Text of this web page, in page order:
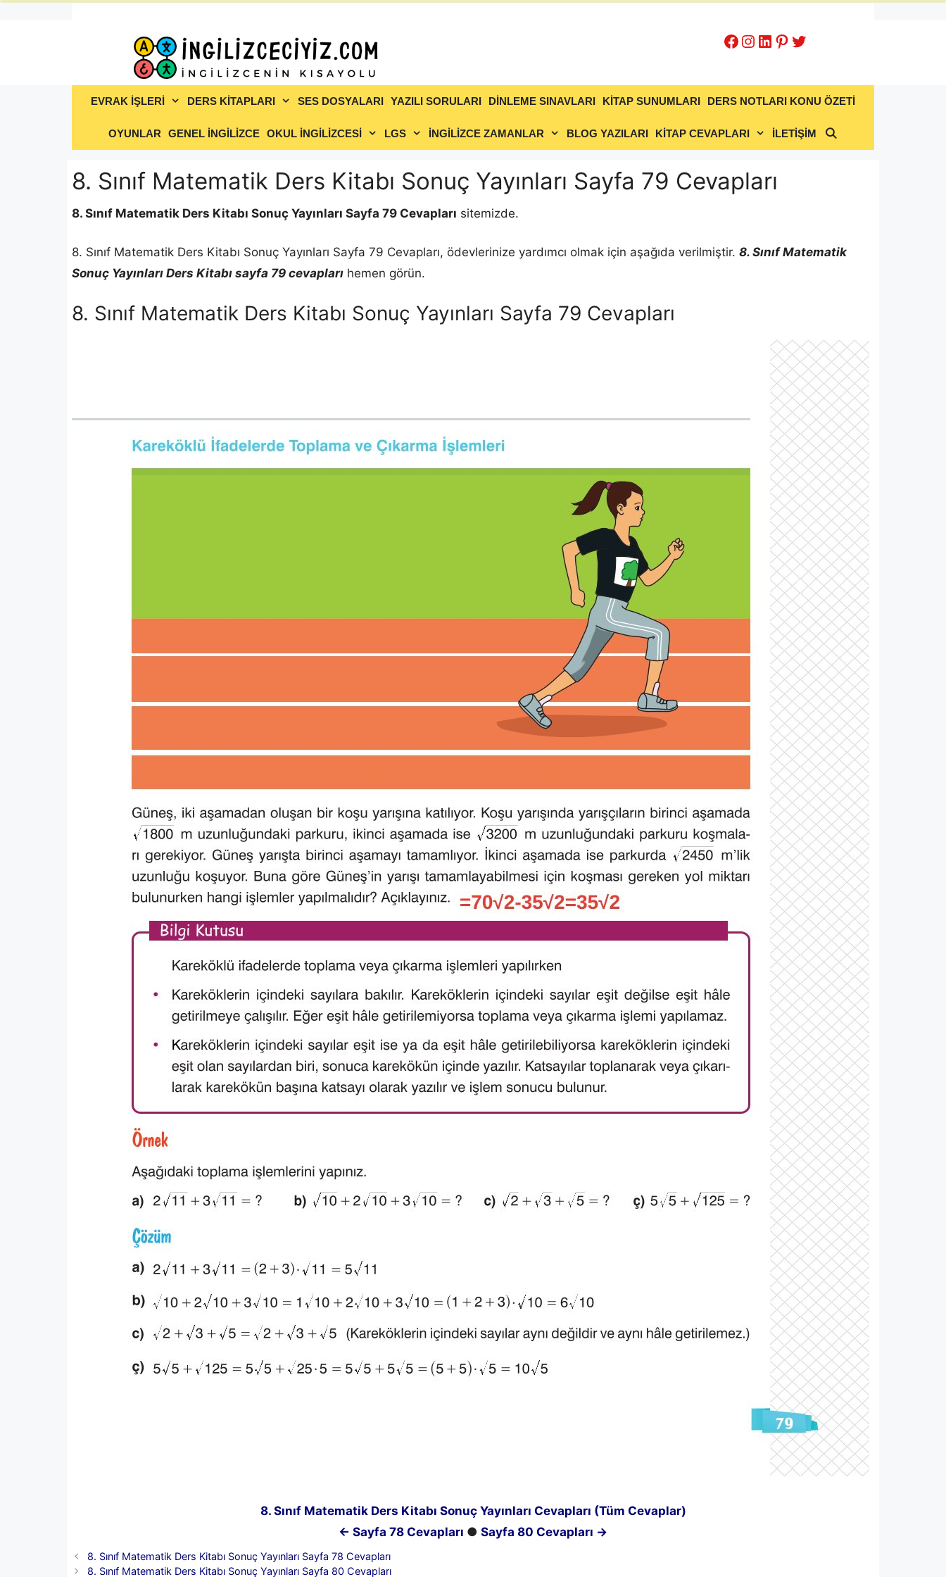
Facebook
Instagram
LinkedIn
Pinterest
Twitter
EVRAK İŞLERİ DERS KİTAPLARI SES DOSYALARI YAZILI SORULARI DİNLEME SINAVLARI KİTAP SUNUMLARI DERS NOTLARI KONU ÖZETİ
OYUNLAR GENEL İNGİLİZCE OKUL İNGİLİZCESİ LGS İNGİLİZCE ZAMANLAR BLOG YAZILARI KİTAP CEVAPLARI İLETİŞİM
8. Sınıf Matematik Ders Kitabı Sonuç Yayınları Sayfa 79 Cevapları
8. Sınıf Matematik Ders Kitabı Sonuç Yayınları Sayfa 79 Cevapları sitemizde.
8. Sınıf Matematik Ders Kitabı Sonuç Yayınları Sayfa 79 Cevapları, ödevlerinize yardımcı olmak için aşağıda verilmiştir. 8. Sınıf Matematik
Sonuç Yayınları Ders Kitabı sayfa 79 cevapları hemen görün.
8. Sınıf Matematik Ders Kitabı Sonuç Yayınları Sayfa 79 Cevapları
8. Sınıf Matematik Ders Kitabı Sonuç Yayınları Cevapları (Tüm Cevaplar)
← Sayfa 78 Cevapları ● Sayfa 80 Cevapları →
8. Sınıf Matematik Ders Kitabı Sonuç Yayınları Sayfa 78 Cevapları
8. Sınıf Matematik Ders Kitabı Sonuç Yayınları Sayfa 80 Cevapları